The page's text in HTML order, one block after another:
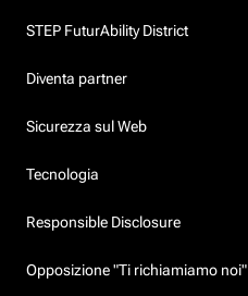
STEP FuturAbility District
Diventa partner
Sicurezza sul Web
Tecnologia
Responsible Disclosure
Opposizione "Ti richiamiamo noi"